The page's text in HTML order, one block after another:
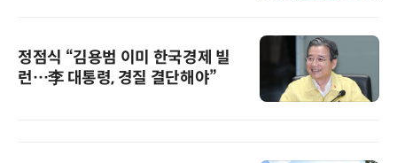
정점식 “김용범 이미 한국경제 빌
런…李 대통령, 경질 결단해야”